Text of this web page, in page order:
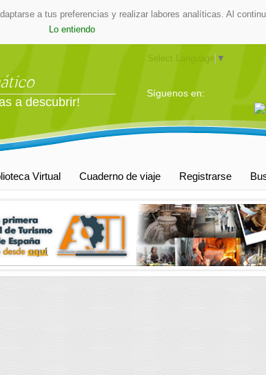
a tus preferencias y realizar labores analíticas. Al
Lo entiendo
a descubrir!
Select Language ▼
Síguenos en:
Virtual Cuaderno de viaje Registrarse